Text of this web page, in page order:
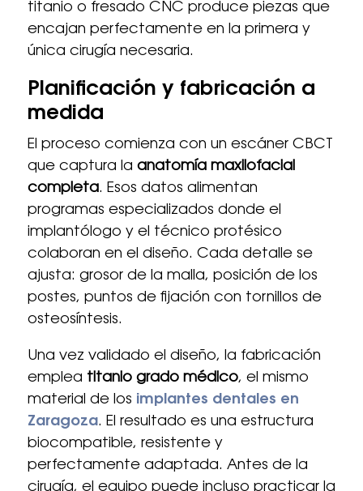
titanio o fresado CNC produce piezas que
encajan perfectamente en la primera y
única cirugía necesaria.
Planificación y fabricación a
medida
El proceso comienza con un escáner CBCT
que captura la anatomía maxilofacial
completa. Esos datos alimentan
programas especializados donde el
implantólogo y el técnico protésico
colaboran en el diseño. Cada detalle se
ajusta: grosor de la malla, posición de los
postes, puntos de fijación con tornillos de
osteosíntesis.
Una vez validado el diseño, la fabricación
emplea titanio grado médico, el mismo
material de los implantes dentales en
Zaragoza. El resultado es una estructura
biocompatible, resistente y
perfectamente adaptada. Antes de la
cirugía, el equipo puede incluso practicar la